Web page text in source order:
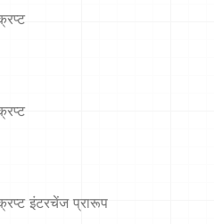
इंटरचेंज प्रारूप